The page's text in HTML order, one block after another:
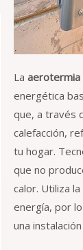
La aerotermia
energética
que, a través
calefacción,
tu hogar.
que no
calor. Utiliza
energía, por
una